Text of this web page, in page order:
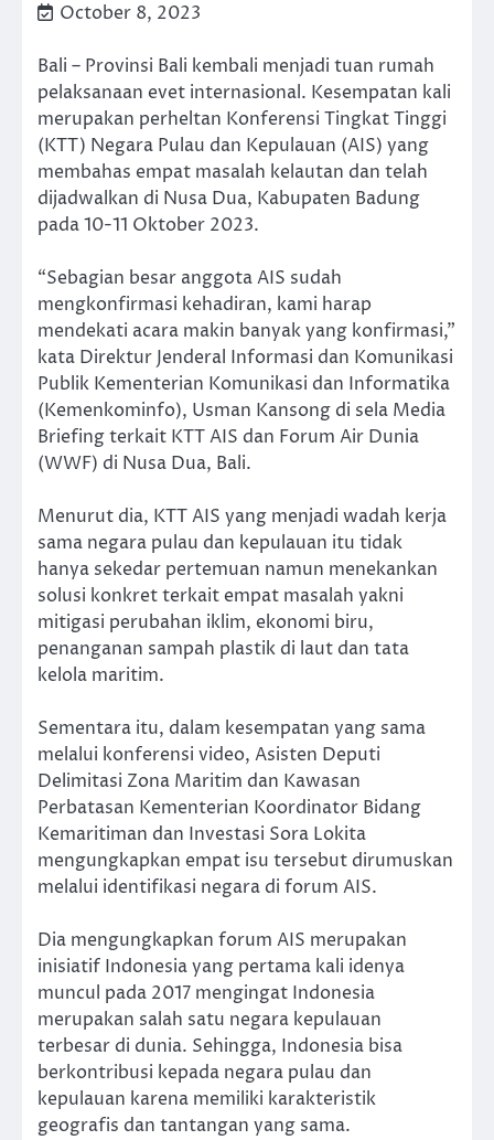
October 8, 2023
Bali – Provinsi Bali kembali menjadi tuan rumah
pelaksanaan evet internasional. Kesempatan kali
merupakan perheltan Konferensi Tingkat Tinggi
(KTT) Negara Pulau dan Kepulauan (AIS) yang
membahas empat masalah kelautan dan telah
dijadwalkan di Nusa Dua, Kabupaten Badung
pada 10-11 Oktober 2023.
“Sebagian besar anggota AIS sudah
mengkonfirmasi kehadiran, kami harap
mendekati acara makin banyak yang konfirmasi,”
kata Direktur Jenderal Informasi dan Komunikasi
Publik Kementerian Komunikasi dan Informatika
(Kemenkominfo), Usman Kansong di sela Media
Briefing terkait KTT AIS dan Forum Air Dunia
(WWF) di Nusa Dua, Bali.
Menurut dia, KTT AIS yang menjadi wadah kerja
sama negara pulau dan kepulauan itu tidak
hanya sekedar pertemuan namun menekankan
solusi konkret terkait empat masalah yakni
mitigasi perubahan iklim, ekonomi biru,
penanganan sampah plastik di laut dan tata
kelola maritim.
Sementara itu, dalam kesempatan yang sama
melalui konferensi video, Asisten Deputi
Delimitasi Zona Maritim dan Kawasan
Perbatasan Kementerian Koordinator Bidang
Kemaritiman dan Investasi Sora Lokita
mengungkapkan empat isu tersebut dirumuskan
melalui identifikasi negara di forum AIS.
Dia mengungkapkan forum AIS merupakan
inisiatif Indonesia yang pertama kali idenya
muncul pada 2017 mengingat Indonesia
merupakan salah satu negara kepulauan
terbesar di dunia. Sehingga, Indonesia bisa
berkontribusi kepada negara pulau dan
kepulauan karena memiliki karakteristik
geografis dan tantangan yang sama.